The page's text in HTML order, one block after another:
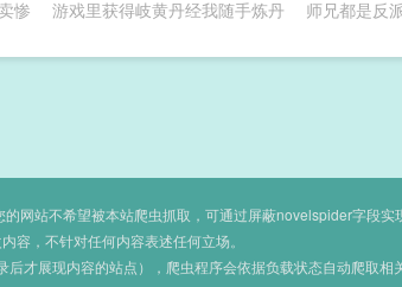
惨 游戏里获得岐黄丹经我随手炼丹 师兄都是反
网站不希望被本站爬虫抓取，可通过屏蔽novelspider字段实
容，不针对任何内容表述任何立场。
才展现内容的站点），爬虫程序会依据负载状态自动爬取相